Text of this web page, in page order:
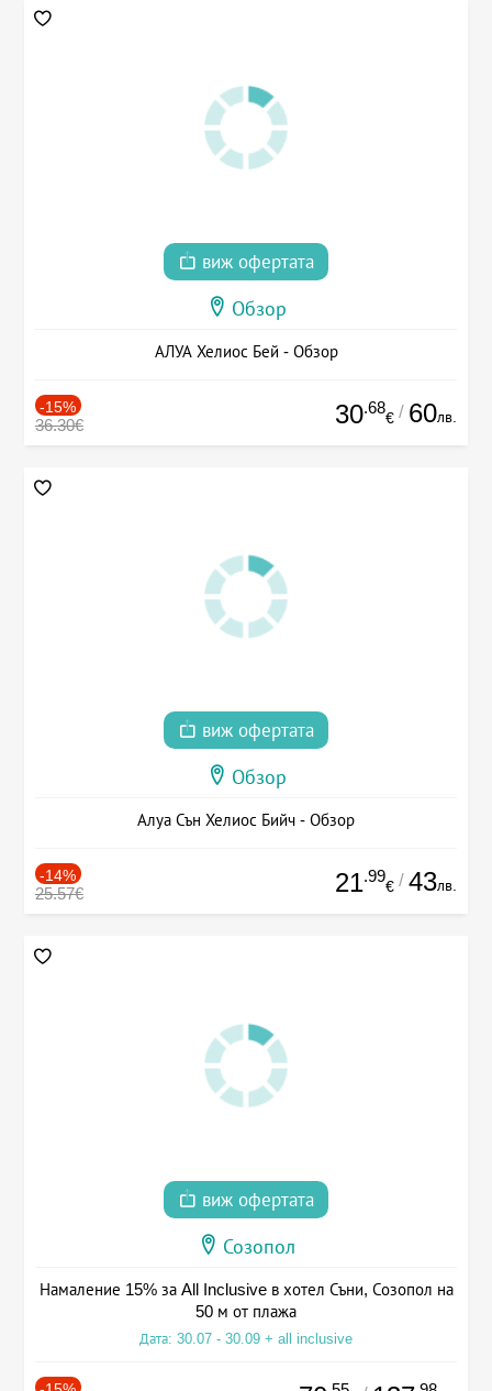
виж офертата
Обзор
АЛУА Хелиос Бей - Обзор
-15%
36.30€ 30.68
€ / 60лв.
виж офертата
Обзор
Алуа Сън Хелиос Бийч - Обзор
-14%
25.57€ 21.99
€ / 43лв.
виж офертата
Созопол
Намаление 15% за All Inclusive в хотел Съни, Созопол на
50 м от плажа
Дата: 30.07 - 30.09 + all inclusive